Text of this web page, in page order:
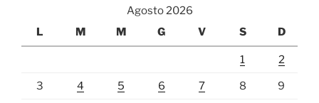
Agosto 2026
L
M M G V S D
1 2
3 4 5 6 7 8 9